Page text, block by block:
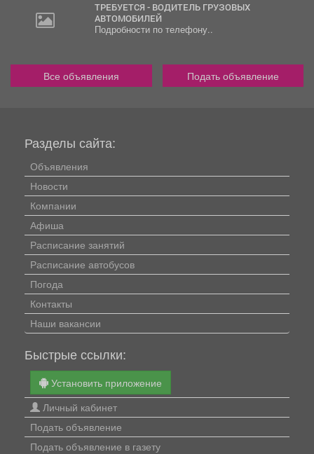
ТРЕБУЕТСЯ - ВОДИТЕЛЬ ГРУЗОВЫХ
АВТОМОБИЛЕЙ
Подробности по телефону..
Все объявления Подать объявление
Разделы сайта:
Объявления
Новости
Компании
Афиша
Расписание занятий
Расписание автобусов
Погода
Контакты
Наши вакансии
Быстрые ссылки:
Установить приложение
Личный кабинет
Подать объявление
Подать объявление в газету